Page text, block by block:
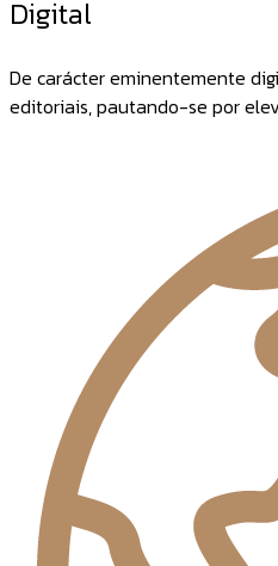
Digital
De carácter eminentemente
editoriais, pautando-se por